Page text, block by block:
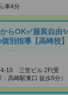
車4分
らOK✅服装自由
別指導【高崎校
4-10 三笠ビル 2F(受
高崎駅東口 徒歩5分）